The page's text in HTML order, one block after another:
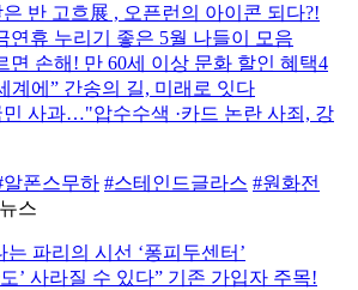
반 고흐展 , 오픈런의 아이콘 되다?!
연휴 누리기 좋은 5월 나들이 모음
면 손해! 만 60세 이상 문화 할인 혜택4
계에” 간송의 길, 미래로 잇다
사과…"압수수색 ·카드 논란 사죄, 강
알폰스무하 #스테인드글라스 #원화전
스
파리의 시선 ‘퐁피두센터’
’ 사라질 수 있다” 기존 가입자 주목!